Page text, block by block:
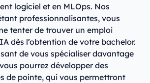
logiciel et en MLOps. Nos
professionnalisantes, vous
tenter de trouver un emploi
dès l’obtention de votre bachelor.
de vous spécialiser davantage
pourrez développer des
de pointe, qui vous permettront